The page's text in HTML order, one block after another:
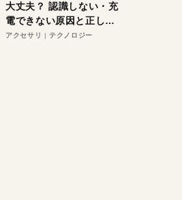
大丈夫？ 認識しない・充
電できない原因と正しい
対策
アクセサリ テクノロジー